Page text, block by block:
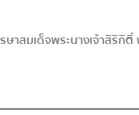
มเด็จพระนางเจ้าสิริกิ